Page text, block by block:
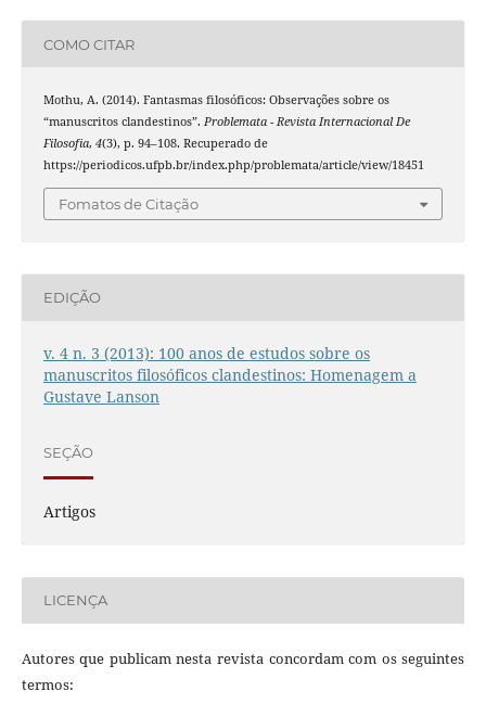
COMO CITAR
Mothu, A. (2014). Fantasmas filosóficos: Observações sobre os
“manuscritos clandestinos”. Problemata - Revista Internacional De
Filosofia, 4(3), p. 94–108. Recuperado de
https://periodicos.ufpb.br/index.php/problemata/article/view/18451
Fomatos de Citação
EDIÇÃO
v. 4 n. 3 (2013): 100 anos de estudos sobre os
manuscritos filosóficos clandestinos: Homenagem a
Gustave Lanson
SEÇÃO
Artigos
LICENÇA
Autores que publicam nesta revista concordam com os seguintes
termos: